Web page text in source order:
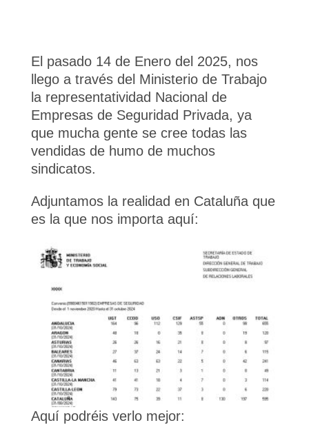
El pasado 14 de Enero del 2025, nos
llego a través del Ministerio de Trabajo
la representatividad Nacional de
Empresas de Seguridad Privada, ya
que mucha gente se cree todas las
vendidas de humo de muchos
sindicatos.
Adjuntamos la realidad en Cataluña que
es la que nos importa aquí:
Aquí podréis verlo mejor: